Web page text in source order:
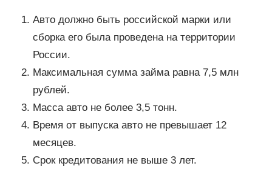
Авто должно быть российской марки или
сборка его была проведена на территории
России.
Максимальная сумма займа равна 7,5 млн
рублей.
Масса авто не более 3,5 тонн.
Время от выпуска авто не превышает 12
месяцев.
Срок кредитования не выше 3 лет.